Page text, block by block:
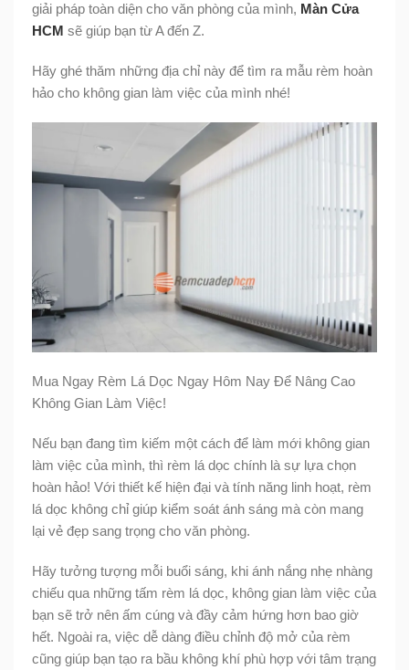
giải pháp toàn diện cho văn phòng của mình, Màn Cửa
HCM sẽ giúp bạn từ A đến Z.
Hãy ghé thăm những địa chỉ này để tìm ra mẫu rèm hoàn
hảo cho không gian làm việc của mình nhé!
Mua Ngay Rèm Lá Dọc Ngay Hôm Nay Để Nâng Cao
Không Gian Làm Việc!
Nếu bạn đang tìm kiếm một cách để làm mới không gian
làm việc của mình, thì rèm lá dọc chính là sự lựa chọn
hoàn hảo! Với thiết kế hiện đại và tính năng linh hoạt, rèm
lá dọc không chỉ giúp kiểm soát ánh sáng mà còn mang
lại vẻ đẹp sang trọng cho văn phòng.
Hãy tưởng tượng mỗi buổi sáng, khi ánh nắng nhẹ nhàng
chiếu qua những tấm rèm lá dọc, không gian làm việc của
bạn sẽ trở nên ấm cúng và đầy cảm hứng hơn bao giờ
hết. Ngoài ra, việc dễ dàng điều chỉnh độ mở của rèm
cũng giúp bạn tạo ra bầu không khí phù hợp với tâm trạng